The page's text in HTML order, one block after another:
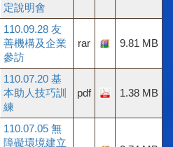
定說明會
110.09.28 友
善機構及企業
參訪
rar 9.81 MB
110.07.20 基
本助人技巧訓
練
pdf 1.38 MB
110.07.05 無
障礙環境建立